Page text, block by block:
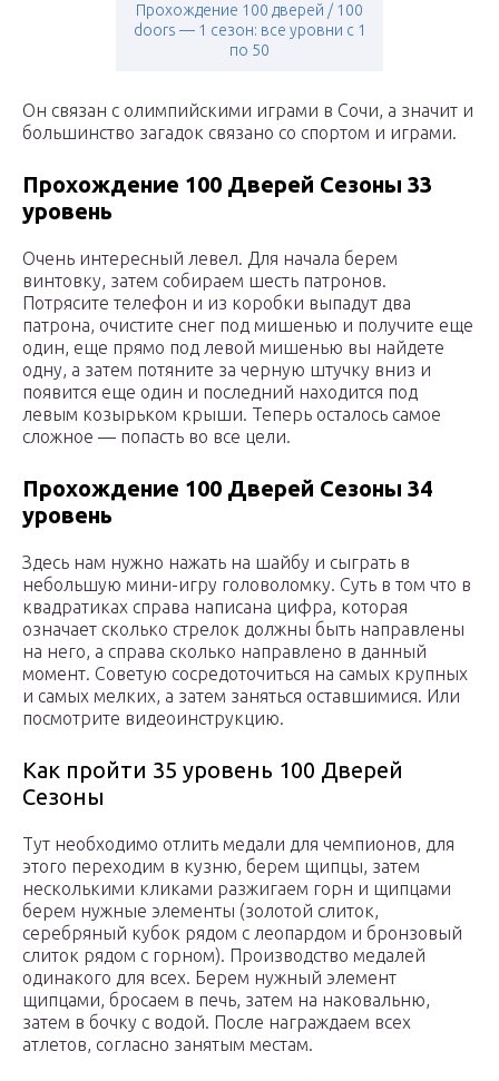
Прохождение 100 дверей / 100
doors — 1 сезон: все уровни с 1
по 50
Он связан с олимпийскими играми в Сочи, а значит и
большинство загадок связано со спортом и играми.
Прохождение 100 Дверей Сезоны 33
уровень
Очень интересный левел. Для начала берем
винтовку, затем собираем шесть патронов.
Потрясите телефон и из коробки выпадут два
патрона, очистите снег под мишенью и получите еще
один, еще прямо под левой мишенью вы найдете
одну, а затем потяните за черную штучку вниз и
появится еще один и последний находится под
левым козырьком крыши. Теперь осталось самое
сложное — попасть во все цели.
Прохождение 100 Дверей Сезоны 34
уровень
Здесь нам нужно нажать на шайбу и сыграть в
небольшую мини-игру головоломку. Суть в том что в
квадратиках справа написана цифра, которая
означает сколько стрелок должны быть направлены
на него, а справа сколько направлено в данный
момент. Советую сосредоточиться на самых крупных
и самых мелких, а затем заняться оставшимися. Или
посмотрите видеоинструкцию.
Как пройти 35 уровень 100 Дверей
Сезоны
Тут необходимо отлить медали для чемпионов, для
этого переходим в кузню, берем щипцы, затем
несколькими кликами разжигаем горн и щипцами
берем нужные элементы (золотой слиток,
серебряный кубок рядом с леопардом и бронзовый
слиток рядом с горном). Производство медалей
одинакого для всех. Берем нужный элемент
щипцами, бросаем в печь, затем на наковальню,
затем в бочку с водой. После награждаем всех
атлетов, согласно занятым местам.